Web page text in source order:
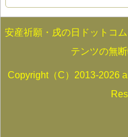
安産祈願・戌の日ドットコ
テンツの無
Copyright（C）2013-2026